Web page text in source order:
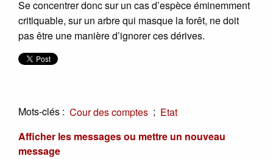
Se concentrer donc sur un cas d’espèce éminemment
critiquable, sur un arbre qui masque la forêt, ne doit
pas être une manière d’ignorer ces dérives.
Mots-clés : Cour des comptes ; Etat
Afficher les messages ou mettre un nouveau
message